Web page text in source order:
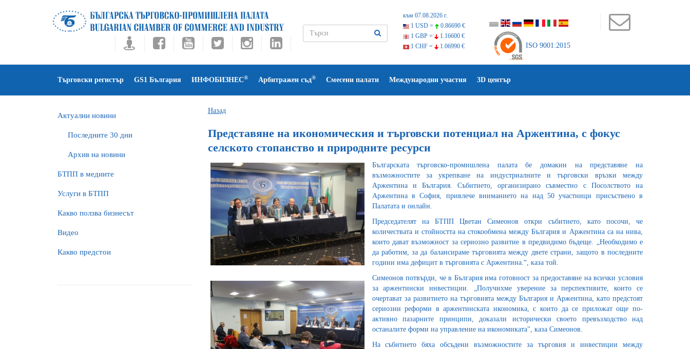
към 07.08.2026 г.
1 USD =
0.86690 €
1 GBP =
1.16600 €
1 CHF =
1.06990 € ISO 9001:2015
Търговски регистър GS1 България ИНФОБИЗНЕС® Арбитражен съд® Смесени палати Международни участия 3D център
Актуални новини
Последните 30 дни
Архив на новини
БTПП в медиите
Услуги в БТПП
Какво ползва бизнесът
Видео
Какво предстои
Назад
Представяне на икономическия и търговски потенциал на Аржентина, с фокус
селското стопанство и природните ресурси
Българската търговско-промишлена палата бе домакин на представяне на
възможностите за укрепване на индустриалните и търговски връзки между
Аржентина и България. Събитието, организирано съвместно с Посолството на
Аржентина в София, привлече вниманието на над 50 участници присъствено в
Палатата и онлайн.
Председателят на БТПП Цветан Симеонов откри събитието, като посочи, че
количествата и стойността на стокообмена между България и Аржентина са на нива,
които дават възможност за сериозно развитие в предвидимо бъдеще. „Необходимо е
да работим, за да балансираме търговията между двете страни, защото в последните
години има дефицит в търговията с Аржентина.“, каза той.
Симеонов потвърди, че в България има готовност за предоставяне на всички условия
за аржентински инвестиции. „Получихме уверение за перспективите, които се
очертават за развитието на търговията между България и Аржентина, като предстоят
сериозни реформи в аржентинската икономика, с които да се приложат още по-
активно пазарните принципи, доказали исторически своето превъзходство над
останалите форми на управление на икономиката", каза Симеонов.
На събитието бяха обсъдени възможностите за търговия и инвестиции между